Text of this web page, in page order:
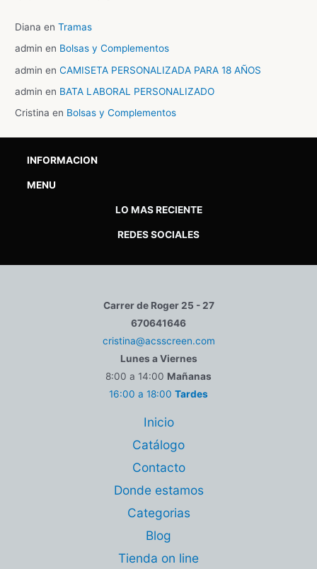
Diana enTramas
admin en Bolsas y Complementos
admin enCAMISETA PERSONALIZADA PARA 18 AÑOS
admin en BATA LABORAL PERSONALIZADO
Cristina en Bolsas y Complementos
INFORMACION
MENU
LO MAS RECIENTE
REDES SOCIALES
Carrer de Roger 25 - 27
670641646
cristina@acsscreen.com
Lunes a Viernes
8:00 a 14:00 Mañanas
16:00 a 18:00 Tardes
Inicio
Catálogo
Contacto
Donde estamos
Categorias
Blog
Tienda on line